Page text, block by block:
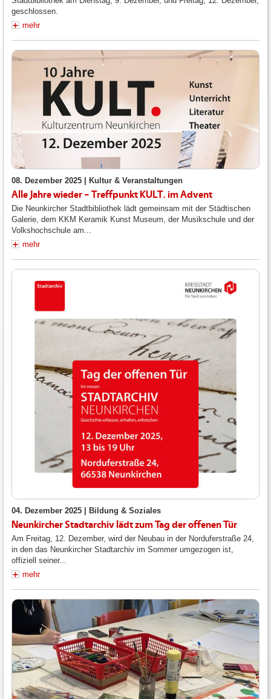
geschlossen.
mehr
08. Dezember 2025 | Kultur & Veranstaltungen
Alle Jahre wieder – Treffpunkt KULT. im Advent
Die Neunkircher Stadtbibliothek lädt gemeinsam mit der Städtischen
Galerie, dem KKM Keramik Kunst Museum, der Musikschule und der
Volkshochschule am...
mehr
04. Dezember 2025 | Bildung & Soziales
Neunkircher Stadtarchiv lädt zum Tag der offenen Tür
Am Freitag, 12. Dezember, wird der Neubau in der Norduferstraße 24,
in den das Neunkircher Stadtarchiv im Sommer umgezogen ist,
offiziell seiner...
mehr